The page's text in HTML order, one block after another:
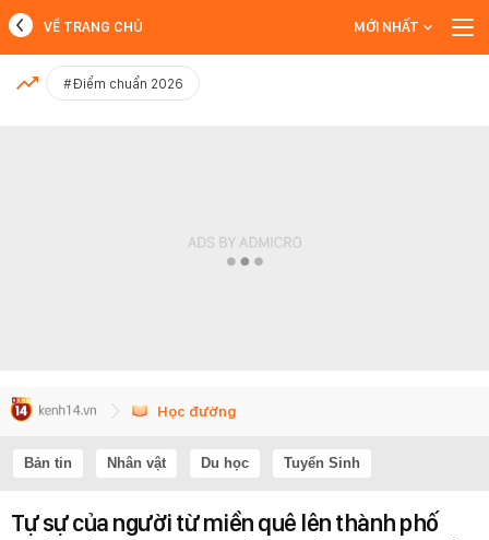
MỚI NHẤT
VỀ TRANG CHỦ MỚI NHẤT
#Điểm chuẩn 2026
Học đường
Bản tin Nhân vật Du học Tuyển Sinh
Tự sự của người từ miền quê lên thành phố